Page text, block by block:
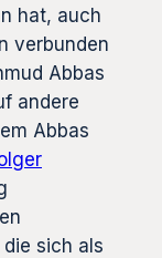
hat, auch
verbunden
Abbas
andere
Abbas
sich als